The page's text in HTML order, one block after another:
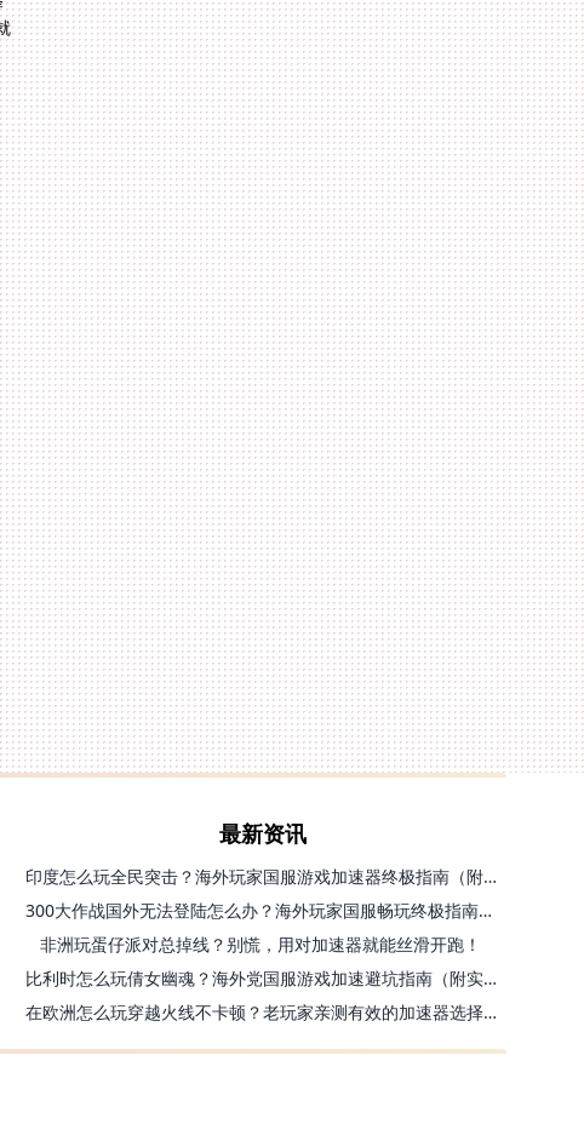
最新资讯
印度怎么玩全民突击？海外玩家国服游戏加速器终极指南（附原神延迟优化+精灵之境加速器选择）
300大作战国外无法登陆怎么办？海外玩家国服畅玩终极指南（附实测推荐）
非洲玩蛋仔派对总掉线？别慌，用对加速器就能丝滑开跑！
比利时怎么玩倩女幽魂？海外党国服游戏加速避坑指南（附实测推荐）
在欧洲怎么玩穿越火线不卡顿？老玩家亲测有效的加速器选择指南